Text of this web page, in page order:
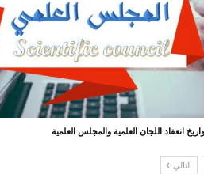
انعقاد اللجان العلمية والمجلس العلمية
التالي